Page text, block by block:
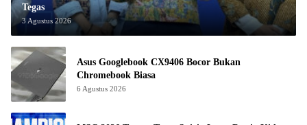
Tegas
3 Agustus 2026
Asus Googlebook CX9406 Bocor Bukan
Chromebook Biasa
6 Agustus 2026